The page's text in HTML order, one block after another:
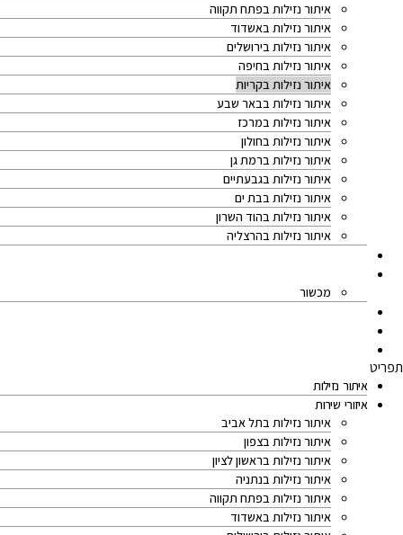
איתור נזילות בפתח תקווה
איתור נזילות באשדוד
איתור נזילות בירושלים
איתור נזילות בחיפה
איתור נזילות בקריות
איתור נזילות בבאר שבע
איתור נזילות במרכז
איתור נזילות בחולון
איתור נזילות ברמת גן
איתור נזילות בגבעתיים
איתור נזילות בבת ים
איתור נזילות בהוד השרון
איתור נזילות בהרצליה
מכשור
תפריט
איתור נזילות
איזורי שירות
איתור נזילות בתל אביב
איתור נזילות בצפון
איתור נזילות בראשון לציון
איתור נזילות בנתניה
איתור נזילות בפתח תקווה
איתור נזילות באשדוד